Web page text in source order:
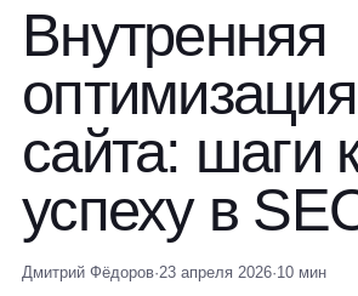
Внутренняя
оптимизация
сайта: шаги
успеху в
Дмитрий Фёдоров·23 апреля 2026·10 мин